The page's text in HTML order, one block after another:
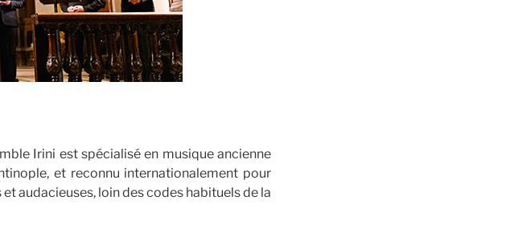
Irini est spécialisé en musique ancienne
et reconnu internationalement pour
audacieuses, loin des codes habituels de la